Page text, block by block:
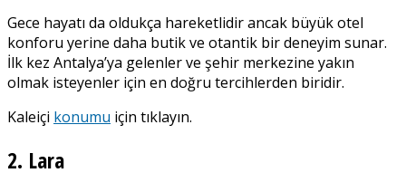
Gece hayatı da oldukça hareketlidir ancak büyük otel
konforu yerine daha butik ve otantik bir deneyim sunar.
İlk kez Antalya’ya gelenler ve şehir merkezine yakın
olmak isteyenler için en doğru tercihlerden biridir.
Kaleiçi konumu için tıklayın.
2. Lara